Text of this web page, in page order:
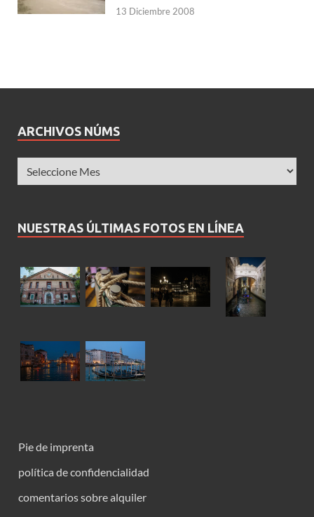
13 Diciembre 2008
ARCHIVOS NÚMS
NUESTRAS ÚLTIMAS FOTOS EN LÍNEA
Pie de imprenta
política de confidencialidad
comentarios sobre alquiler